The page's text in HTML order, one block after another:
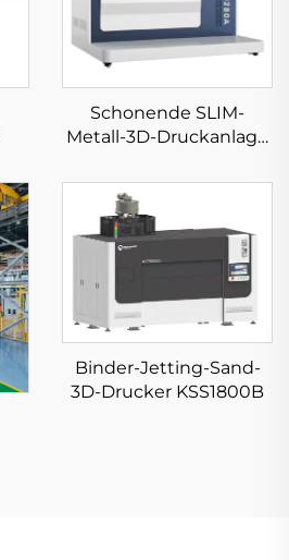
Schonende SLIM-
Metall-3D-Druckanlage
Binder-Jetting-Sand-
3D-Drucker KSS1800B